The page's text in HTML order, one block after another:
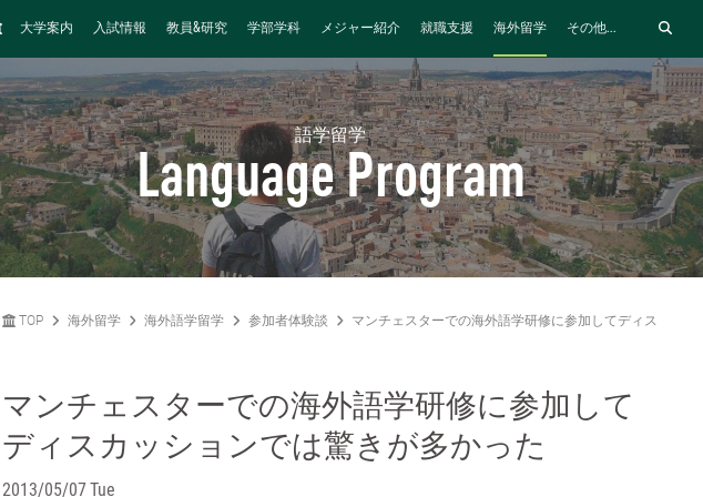
H
E
大学案内 入試情報 教員&研究 学部学科 メジャー紹介 就職支援 海外留学 その他...
語学留学
Language Program
TOP 海外留学 海外語学留学 参加者体験談 マンチェスターでの海外語学研修に参加してディスカッ
マンチェスターでの海外語学研修に参加して
ディスカッションでは驚きが多かった
2013/05/07 Tue